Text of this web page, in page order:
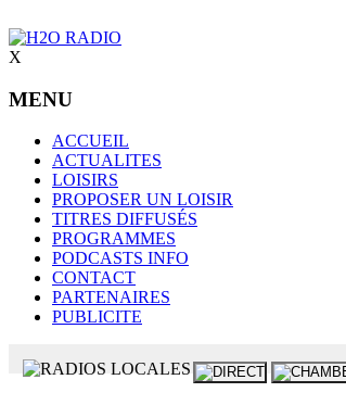
X
MENU
ACCUEIL
ACTUALITES
LOISIRS
PROPOSER UN LOISIR
TITRES DIFFUSÉS
PROGRAMMES
PODCASTS INFO
CONTACT
PARTENAIRES
PUBLICITE